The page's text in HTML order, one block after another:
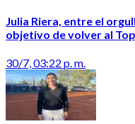
Julia Riera, entre el
objetivo de volver al
30/7, 03:22 p. m.